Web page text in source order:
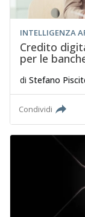
INTELLIGENZA
Credito
per le
di Stefano
Condividi